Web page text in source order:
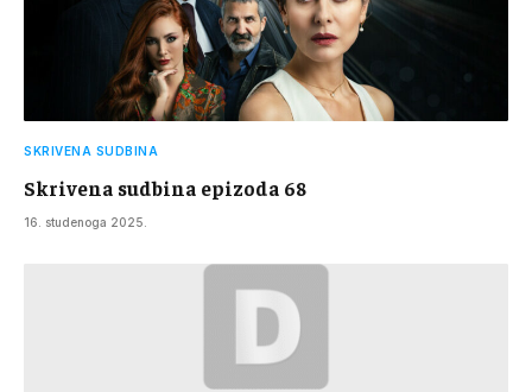
SKRIVENA SUDBINA
Skrivena sudbina epizoda 68
16. studenoga 2025.